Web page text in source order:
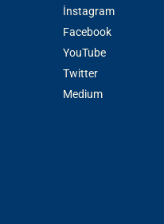
İnstagram
Facebook
YouTube
Twitter
Medium